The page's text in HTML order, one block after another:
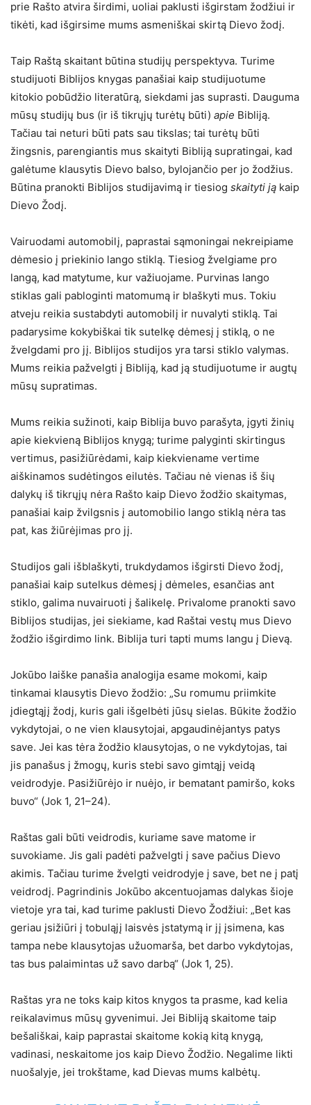
prie Rašto atvira širdimi, uoliai paklusti išgirstam žodžiui ir
tikėti, kad išgirsime mums asmeniškai skirtą Dievo žodį.
Taip Raštą skaitant būtina studijų perspektyva. Turime
studijuoti Biblijos knygas panašiai kaip studijuotume
kitokio pobūdžio literatūrą, siekdami jas suprasti. Dauguma
mūsų studijų bus (ir iš tikrųjų turėtų būti) apie Bibliją.
Tačiau tai neturi būti pats sau tikslas; tai turėtų būti
žingsnis, parengiantis mus skaityti Bibliją supratingai, kad
galėtume klausytis Dievo balso, bylojančio per jo žodžius.
Būtina pranokti Biblijos studijavimą ir tiesiog skaityti ją kaip
Dievo Žodį.
Vairuodami automobilį, paprastai sąmoningai nekreipiame
dėmesio į priekinio lango stiklą. Tiesiog žvelgiame pro
langą, kad matytume, kur važiuojame. Purvinas lango
stiklas gali pabloginti matomumą ir blaškyti mus. Tokiu
atveju reikia sustabdyti automobilį ir nuvalyti stiklą. Tai
padarysime kokybiškai tik sutelkę dėmesį į stiklą, o ne
žvelgdami pro jį. Biblijos studijos yra tarsi stiklo valymas.
Mums reikia pažvelgti į Bibliją, kad ją studijuotume ir augtų
mūsų supratimas.
Mums reikia sužinoti, kaip Biblija buvo parašyta, įgyti žinių
apie kiekvieną Biblijos knygą; turime palyginti skirtingus
vertimus, pasižiūrėdami, kaip kiekviename vertime
aiškinamos sudėtingos eilutės. Tačiau nė vienas iš šių
dalykų iš tikrųjų nėra Rašto kaip Dievo žodžio skaitymas,
panašiai kaip žvilgsnis į automobilio lango stiklą nėra tas
pat, kas žiūrėjimas pro jį.
Studijos gali išblaškyti, trukdydamos išgirsti Dievo žodį,
panašiai kaip sutelkus dėmesį į dėmeles, esančias ant
stiklo, galima nuvairuoti į šalikelę. Privalome pranokti savo
Biblijos studijas, jei siekiame, kad Raštai vestų mus Dievo
žodžio išgirdimo link. Biblija turi tapti mums langu į Dievą.
Jokūbo laiške panašia analogija esame mokomi, kaip
tinkamai klausytis Dievo žodžio: „Su romumu priimkite
įdiegtąjį žodį, kuris gali išgelbėti jūsų sielas. Būkite žodžio
vykdytojai, o ne vien klausytojai, apgaudinėjantys patys
save. Jei kas tėra žodžio klausytojas, o ne vykdytojas, tai
jis panašus į žmogų, kuris stebi savo gimtąjį veidą
veidrodyje. Pasižiūrėjo ir nuėjo, ir bematant pamiršo, koks
buvo“ (Jok 1, 21–24).
Raštas gali būti veidrodis, kuriame save matome ir
suvokiame. Jis gali padėti pažvelgti į save pačius Dievo
akimis. Tačiau turime žvelgti veidrodyje į save, bet ne į patį
veidrodį. Pagrindinis Jokūbo akcentuojamas dalykas šioje
vietoje yra tai, kad turime paklusti Dievo Žodžiui: „Bet kas
geriau įsižiūri į tobuląjį laisvės įstatymą ir jį įsimena, kas
tampa nebe klausytojas užuomarša, bet darbo vykdytojas,
tas bus palaimintas už savo darbą“ (Jok 1, 25).
Raštas yra ne toks kaip kitos knygos ta prasme, kad kelia
reikalavimus mūsų gyvenimui. Jei Bibliją skaitome taip
bešališkai, kaip paprastai skaitome kokią kitą knygą,
vadinasi, neskaitome jos kaip Dievo Žodžio. Negalime likti
nuošalyje, jei trokštame, kad Dievas mums kalbėtų.